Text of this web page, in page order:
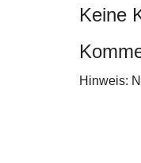
Keine
Hinweis: